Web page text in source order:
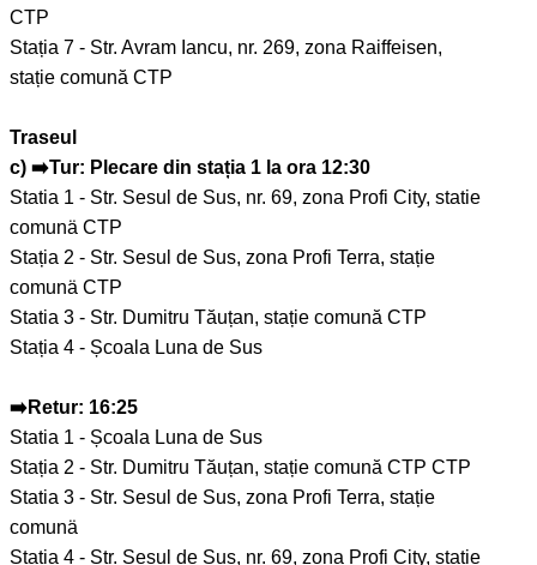
CTP
Stația 7 - Str. Avram Iancu, nr. 269, zona Raiffeisen,
stație comună CTP
Traseul
c) ➡️Tur: Plecare din stația 1 la ora 12:30
Statia 1 - Str. Sesul de Sus, nr. 69, zona Profi City, statie
comunä CTP
Stația 2 - Str. Sesul de Sus, zona Profi Terra, stație
comunä CTP
Statia 3 - Str. Dumitru Tăuțan, stație comună CTP
Stația 4 - Școala Luna de Sus
➡️Retur: 16:25
Statia 1 - Școala Luna de Sus
Stația 2 - Str. Dumitru Tăuțan, stație comună CTP CTP
Statia 3 - Str. Sesul de Sus, zona Profi Terra, stație
comunä
Stația 4 - Str. Sesul de Sus, nr. 69, zona Profi City, statie